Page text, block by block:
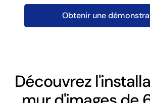
Obtenir une
Découvrez